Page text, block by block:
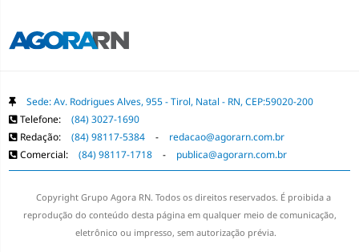
Sede: Av. Rodrigues Alves, 955 - Tirol, Natal - RN, CEP:59020-200
Telefone:
(84) 3027-1690
Redação:
(84) 98117-5384 -
redacao@agorarn.com.br
Comercial:
(84) 98117-1718 - publica@agorarn.com.br
Copyright Grupo Agora RN. Todos os direitos reservados. É proibida a
reprodução do conteúdo desta página em qualquer meio de comunicação,
eletrônico ou impresso, sem autorização prévia.